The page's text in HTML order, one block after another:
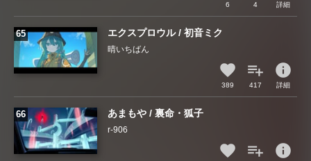
6 4 詳細
エクスプロウル / 初音ミク
晴いちばん
389 417
info
詳細
あまもや / 裏命・狐子
r-906
info